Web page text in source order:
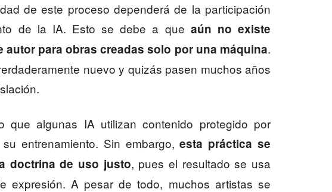
de este proceso dependerá de la participación
de la IA. Esto se debe a que aún no existe
para obras creadas solo por una máquina.
nuevo y quizás pasen muchos años
algunas IA utilizan contenido protegido por
entrenamiento. Sin embargo,esta práctica se
doctrina de uso justo, pues el resultado se usa
expresión. A pesar de todo, muchos artistas se